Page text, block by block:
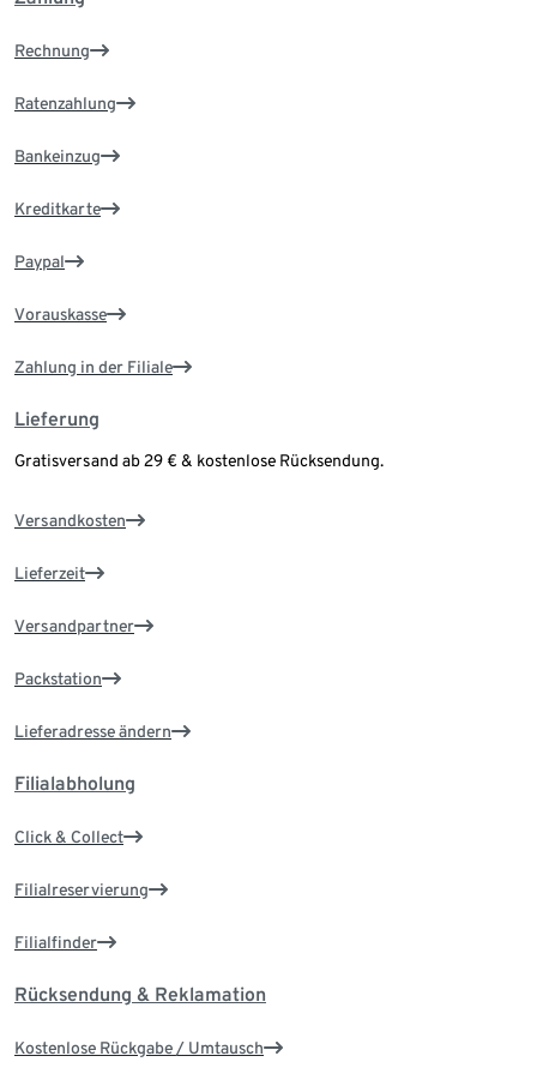
Rechnung
Ratenzahlung
Bankeinzug
Kreditkarte
Paypal
Vorauskasse
Zahlung in der Filiale
Lieferung
Gratisversand ab 29 € & kostenlose Rücksendung.
Versandkosten
Lieferzeit
Versandpartner
Packstation
Lieferadresse ändern
Filialabholung
Click & Collect
Filialreservierung
Filialfinder
Rücksendung & Reklamation
Kostenlose Rückgabe / Umtausch